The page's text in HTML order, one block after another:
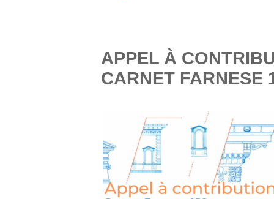
APPEL À
CARNET FARNESE